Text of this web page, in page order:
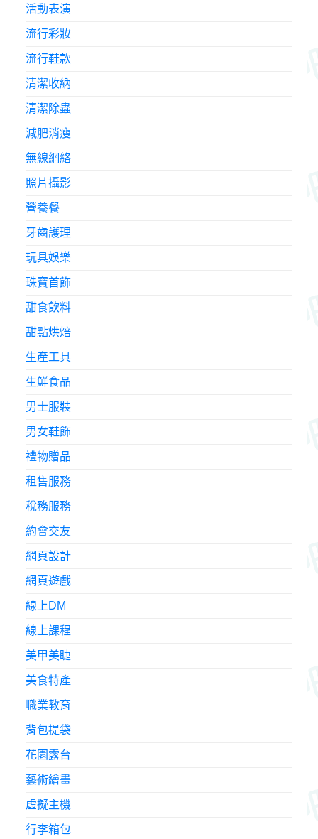
活動表演
流行彩妝
流行鞋款
清潔收納
清潔除蟲
減肥消瘦
無線網絡
照片攝影
營養餐
牙齒護理
玩具娛樂
珠寶首飾
甜食飲料
甜點烘焙
生產工具
生鮮食品
男士服裝
男女鞋飾
禮物贈品
租售服務
稅務服務
約會交友
網頁設計
網頁遊戲
線上DM
線上課程
美甲美睫
美食特產
職業教育
背包提袋
花園露台
藝術繪畫
虛擬主機
行李箱包